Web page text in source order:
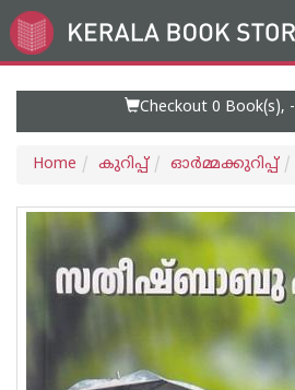
Go
to
Checkout 0 Book(s), -
Home കുറിപ്പ്‌ ഓര്‍മ്മക്കുറിപ്പ്‌